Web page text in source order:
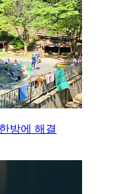
방에 해결